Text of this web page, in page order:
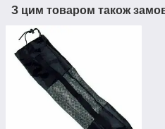
З цим товаром також